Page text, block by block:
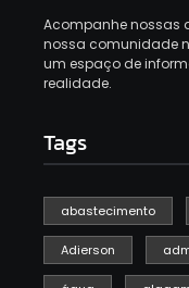
Acompanhe nossas
nossa comunidade
um espaço de
realidade.
Tags
abastecimento
Adierson